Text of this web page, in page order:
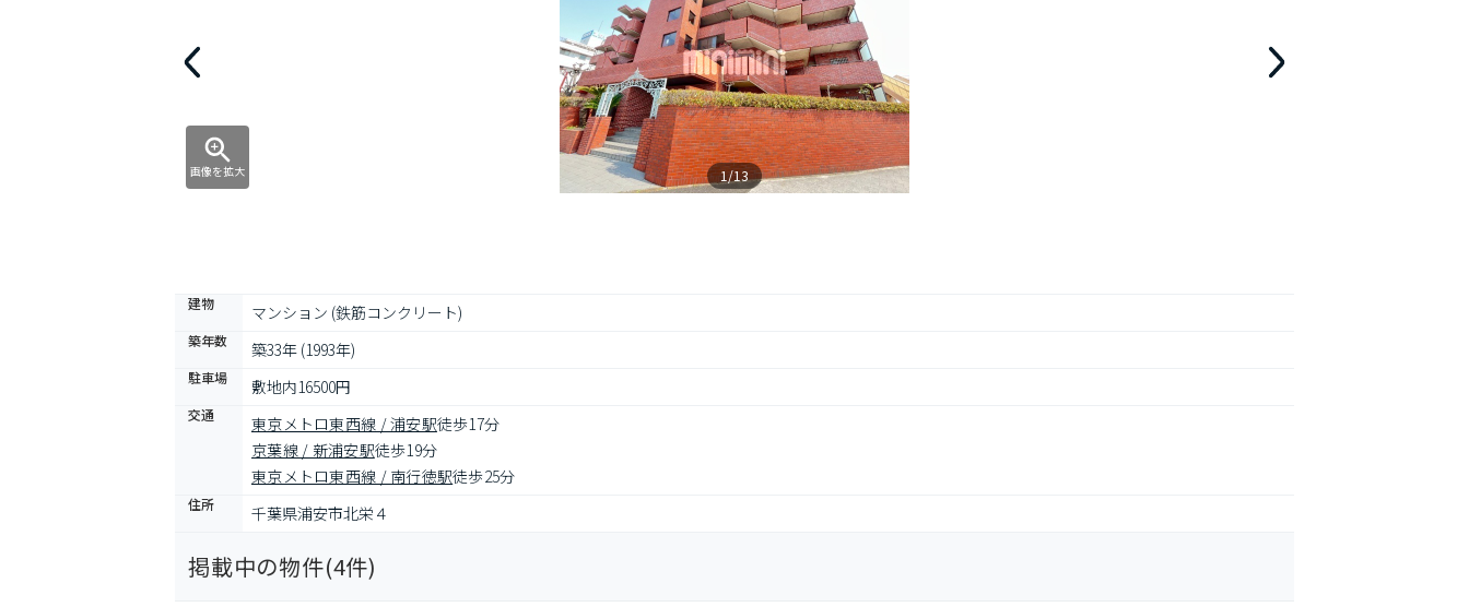
画像を拡大 1/13
建物 マンション (鉄筋コンクリート)
築年数 築33年 (1993年)
駐車場 敷地内16500円
交通 東京メトロ東西線 / 浦安駅徒歩17分
京葉線 / 新浦安駅徒歩19分
東京メトロ東西線 / 南行徳駅徒歩25分
住所 千葉県浦安市北栄４
掲載中の物件(4件)